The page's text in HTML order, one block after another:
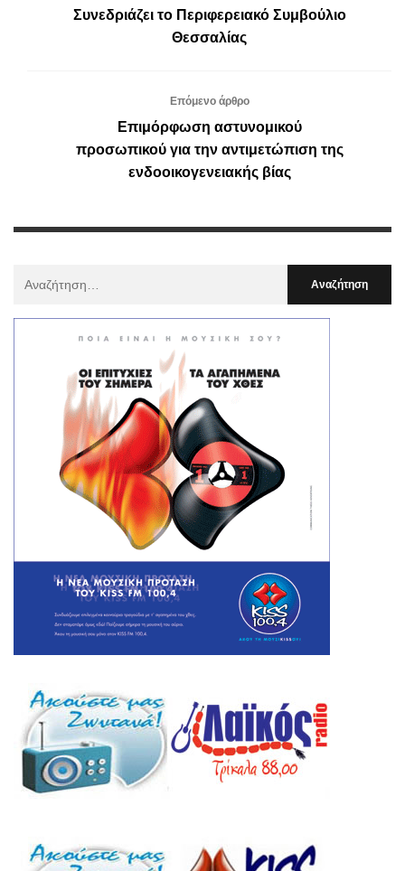
Συνεδριάζει το Περιφερειακό Συμβούλιο
Θεσσαλίας
Επόμενο άρθρο
Επιμόρφωση αστυνομικού
προσωπικού για την αντιμετώπιση της
ενδοοικογενειακής βίας
: